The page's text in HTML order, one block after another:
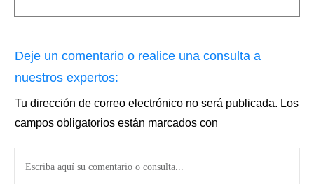
Deje un comentario o realice una consulta a
nuestros expertos:
Tu dirección de correo electrónico no será publicada. Los
campos obligatorios están marcados con